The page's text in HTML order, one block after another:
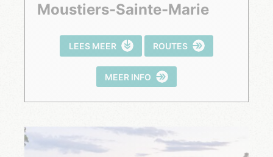
Moustiers-Sainte-Marie
LEES MEER ROUTES
MEER INFO